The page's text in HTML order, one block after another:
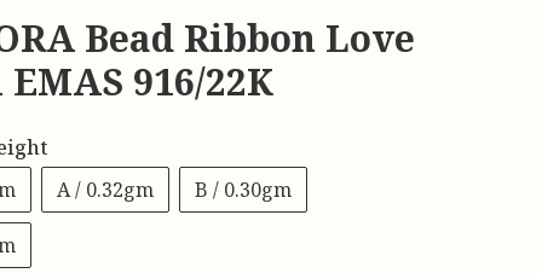
Bead Ribbon Love
EMAS 916/22K
A / 0.32gm B / 0.30gm